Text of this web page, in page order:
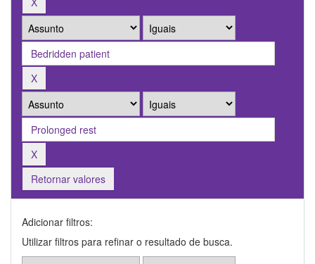
Retornar valores
Adicionar filtros:
Utilizar filtros para refinar o resultado de busca.